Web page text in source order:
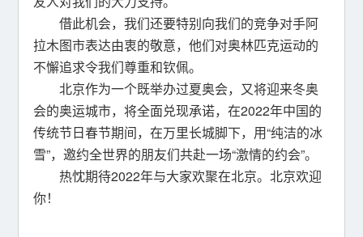
借此机会，我们还要特别向我们的竞争对手阿
拉木图市表达由衷的敬意，他们对奥林匹克运动的
不懈追求令我们尊重和钦佩。
北京作为一个既举办过夏奥会，又将迎来冬奥
会的奥运城市，将全面兑现承诺，在2022年中国的
传统节日春节期间，在万里长城脚下，用“纯洁的冰
雪”，邀约全世界的朋友们共赴一场“激情的约会”。
热忱期待2022年与大家欢聚在北京。北京欢迎
你！